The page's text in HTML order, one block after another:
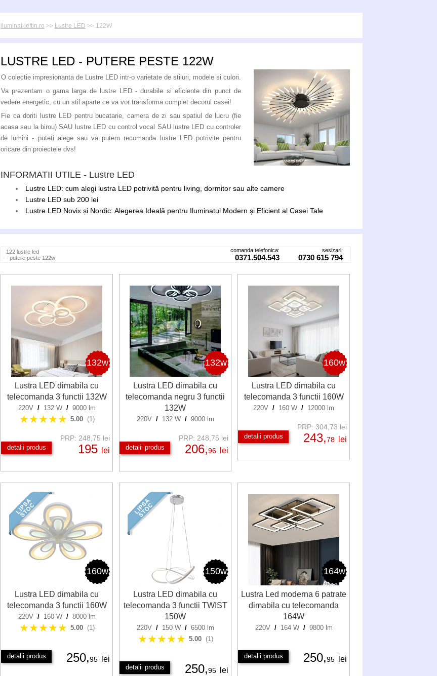
iluminat-ieftin.ro >> Lustre LED >> 122W
LUSTRE LED - PUTERE PESTE 122W
O colectie impresionanta de Lustre LED intr-o varietate de stiluri, modele si culori.
Va prezentam o gama larga de lustre LED - durabile si eficiente din punct de
vedere energetic, cu un stil aparte ce va vor transforma complet decorul casei!
Fie ca doriti lustre LED pentru bucatarie, camera de zi sau spatiul de lucru (fie
acasa sau la birou) SAU lustre LED cu control vocal SAU lustre LED cu controler
de lumini - puteti alege sau va putem recomanda lustre LED potrivite pentru
oricare din proiectele dvs!
INFORMATII UTILE - Lustre LED
Lustre LED: cum alegi lustra LED potrivită pentru living, dormitor sau alte camere
Lustre LED sub 200 lei
Lustre LED Novix și Nordic: Alegerea Ideală pentru Iluminatul Modern și Eficient al Casei Tale
122 lustre led
- putere peste 122w
comanda telefonica:
0371.504.543
sesizari:
0730 615 794
132w
Lustra LED dimabila cu
telecomanda 3 functii 132W
220V / 132 W / 9000 lm
★★★★★ 5.00 (1)
detalii produs
PRP: 248,75 lei
195 lei
132w
Lustra LED dimabila cu
telecomanda negru 3 functii
132W
220V / 132 W / 9000 lm
detalii produs
PRP: 248,75 lei
206,96 lei
160w
Lustra LED dimabila cu
telecomanda 3 functii 160W
220V / 160 W / 12000 lm
detalii produs
PRP: 304,73 lei
243,78 lei
160w
Lustra LED dimabila cu
telecomanda 3 functii 160W
220V / 160 W / 8000 lm
★★★★★ 5.00 (1)
detalii produs 250,95 lei
150w
Lustra LED dimabila cu
telecomanda 3 functii TWIST
150W
220V / 150 W / 6500 lm
★★★★★ 5.00 (1)
detalii produs 250,95 lei
164w
Lustra Led moderna 6 patrate
dimabila cu telecomanda
164W
220V / 164 W / 9800 lm
detalii produs 250,95 lei